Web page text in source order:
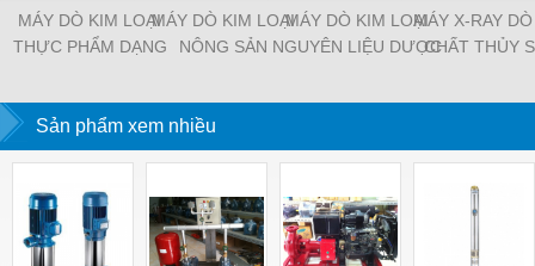
MÁY DÒ KIM LOẠI
THỰC PHẨM DẠNG
MÁY DÒ KIM LOẠI
NÔNG SẢN
MÁY DÒ KIM LOẠI
NGUYÊN LIỆU DƯỢC
MÁY X-RAY
CHẤT THỦY
Sản phẩm xem nhiều